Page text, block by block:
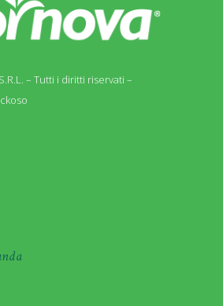
– Tutti i diritti riservati –